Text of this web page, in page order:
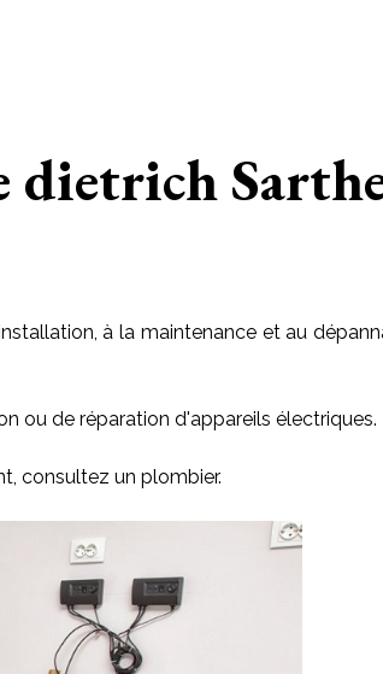
dietrich
à la maintenance et au
ou de réparation d'appareils électriques.
consultez un plombier.